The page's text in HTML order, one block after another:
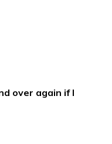
over again if I